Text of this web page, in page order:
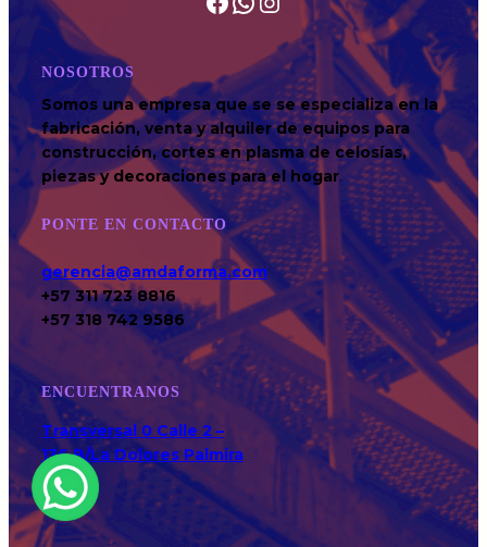
NOSOTROS
Somos una empresa que se se especializa en la
fabricación, venta y alquiler de equipos para
construcción, cortes en plasma de celosías,
piezas y decoraciones para el hogar.
PONTE EN CONTACTO
gerencia@amdaforma.com
+57 311 723 8816
+57 318 742 9586
ENCUENTRANOS
Transversal 0 Calle 2 –
136 B/La Dolores Palmira
Valle.